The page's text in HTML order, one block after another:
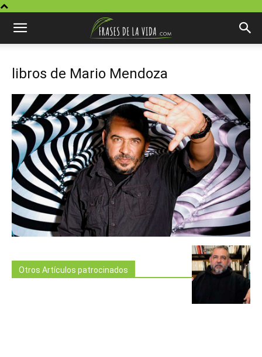
libros de Mario Mendoza
Otros Artículos patrocinados